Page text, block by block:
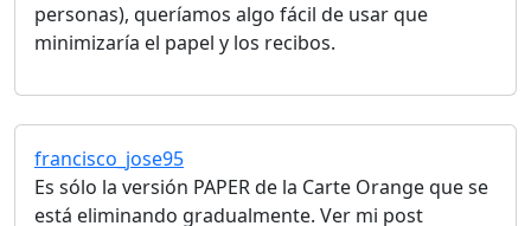
personas), queríamos algo fácil de usar que
minimizaría el papel y los recibos.
francisco_jose95
Es sólo la versión PAPER de la Carte Orange que se
está eliminando gradualmente. Ver mi post